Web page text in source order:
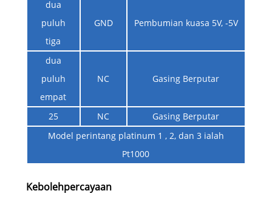
dua
puluh
tiga
GND Pembumian kuasa 5V, -5V
dua
puluh
empat
NC Gasing Berputar
25 NC
Gasing Berputar
Model perintang platinum 1 , 2, dan 3 ialah
Pt1000
Kebolehpercayaan